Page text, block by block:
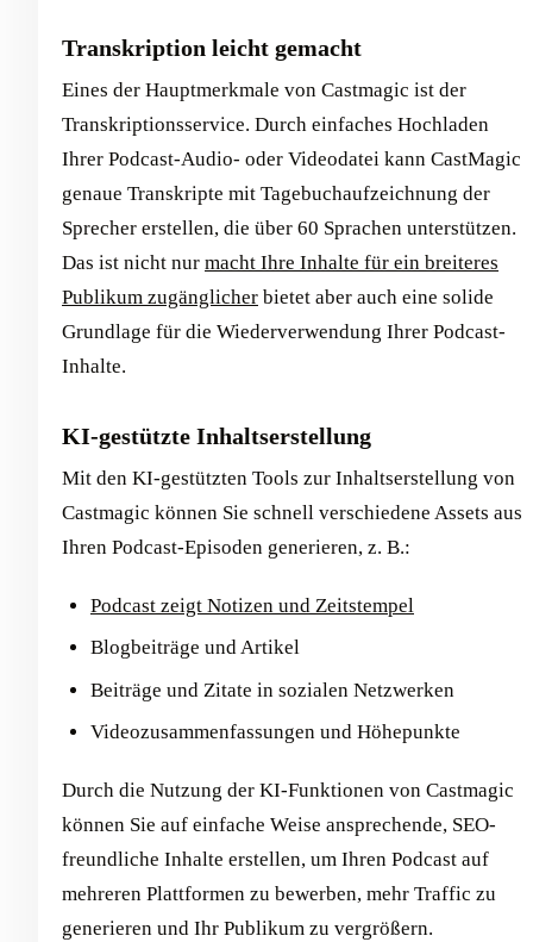
Transkription leicht gemacht
Eines der Hauptmerkmale von Castmagic ist der
Transkriptionsservice. Durch einfaches Hochladen
Ihrer Podcast-Audio- oder Videodatei kann CastMagic
genaue Transkripte mit Tagebuchaufzeichnung der
Sprecher erstellen, die über 60 Sprachen unterstützen.
Das ist nicht nur macht Ihre Inhalte für ein breiteres
Publikum zugänglicher bietet aber auch eine solide
Grundlage für die Wiederverwendung Ihrer Podcast-
Inhalte.
KI-gestützte Inhaltserstellung
Mit den KI-gestützten Tools zur Inhaltserstellung von
Castmagic können Sie schnell verschiedene Assets aus
Ihren Podcast-Episoden generieren, z. B.:
Podcast zeigt Notizen und Zeitstempel
Blogbeiträge und Artikel
Beiträge und Zitate in sozialen Netzwerken
Videozusammenfassungen und Höhepunkte
Durch die Nutzung der KI-Funktionen von Castmagic
können Sie auf einfache Weise ansprechende, SEO-
freundliche Inhalte erstellen, um Ihren Podcast auf
mehreren Plattformen zu bewerben, mehr Traffic zu
generieren und Ihr Publikum zu vergrößern.